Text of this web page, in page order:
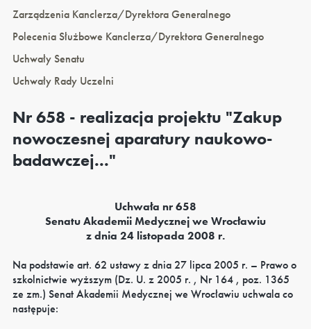
Zarządzenia Kanclerza/Dyrektora Generalnego
Polecenia Służbowe Kanclerza/Dyrektora Generalnego
Uchwały Senatu
Uchwały Rady Uczelni
Nr 658 - realizacja projektu "Zakup
nowoczesnej aparatury naukowo-
badawczej..."
Uchwała nr 658
Senatu Akademii Medycznej we Wrocławiu
z dnia 24 listopada 2008 r.
Na podstawie art. 62 ustawy z dnia 27 lipca 2005 r. – Prawo o
szkolnictwie wyższym (Dz. U. z 2005 r. , Nr 164 , poz. 1365
ze zm.) Senat Akademii Medycznej we Wrocławiu uchwala co
następuje: